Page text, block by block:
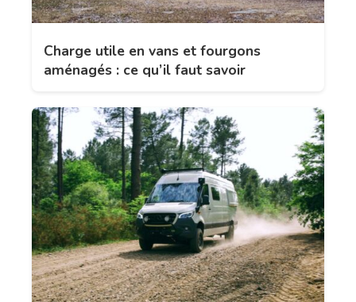
Charge utile en vans et fourgons
aménagés : ce qu’il faut savoir